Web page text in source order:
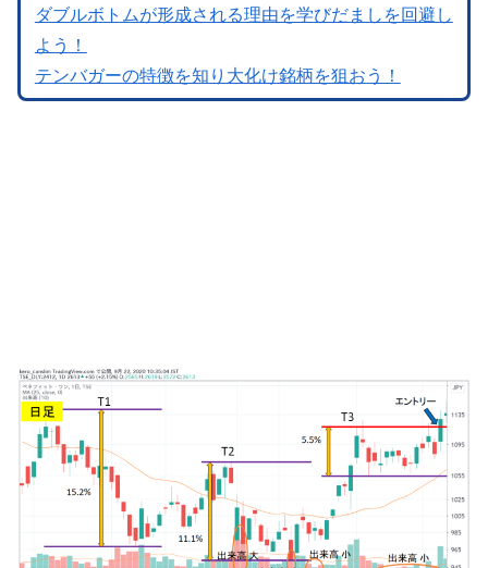
ダブルボトムが形成される理由を学びだましを回避し
よう！
テンバガーの特徴を知り大化け銘柄を狙おう！